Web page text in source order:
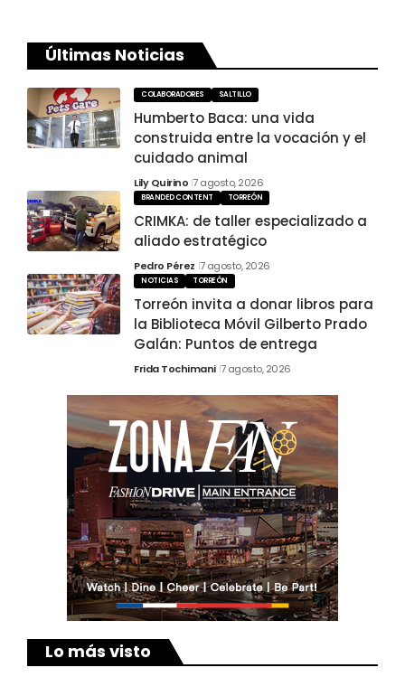
Últimas Noticias
COLABORADORES SALTILLO
Humberto Baca: una vida
construida entre la vocación y el
cuidado animal
Lily Quirino 7 agosto, 2026
BRANDED CONTENT TORREÓN
CRIMKA: de taller especializado a
aliado estratégico
Pedro Pérez 7 agosto, 2026
NOTICIAS TORREÓN
Torreón invita a donar libros para
la Biblioteca Móvil Gilberto Prado
Galán: Puntos de entrega
Frida Tochimani 7 agosto, 2026
Lo más visto